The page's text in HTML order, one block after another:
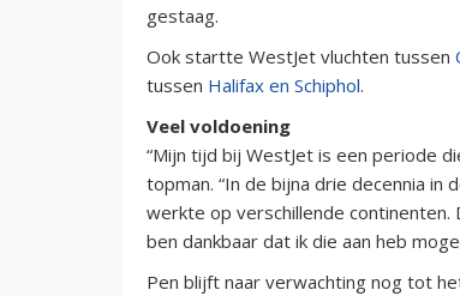
gestaag.
Ook startte WestJet vluchten tussen
tussen Halifax en Schiphol.
Veel voldoening
“Mijn tijd bij WestJet is een periode
topman. “In de bijna drie decennia
werkte op verschillende continenten.
ben dankbaar dat ik die aan heb
Pen blijft naar verwachting nog tot